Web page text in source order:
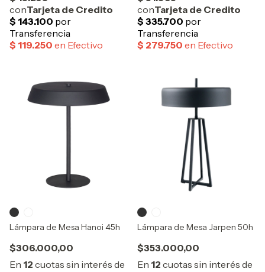
Lámpara de Mesa Hanoi 45h
$306.000,00
Lámpara de Mesa Jarpen 50h
$353.000,00